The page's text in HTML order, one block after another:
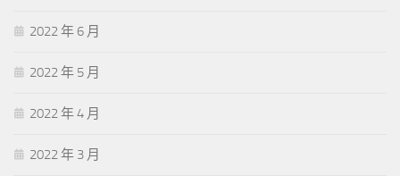
2022 年 6 月
2022 年 5 月
2022 年 4 月
2022 年 3 月